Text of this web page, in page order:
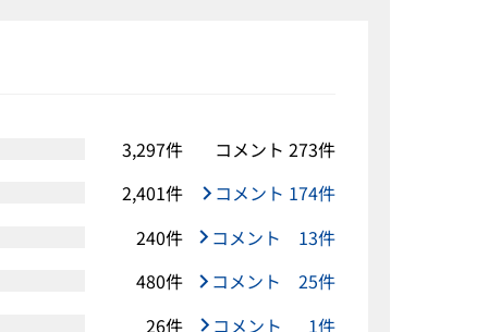
3,297件
コメント 273件
2,401件
コメント 174件
240件
コメント 13件
480件
コメント 25件
26件
コメント 1件